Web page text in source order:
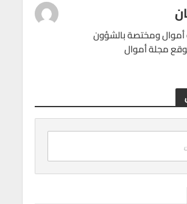
ومختصة بالشؤون
مجلة أموال